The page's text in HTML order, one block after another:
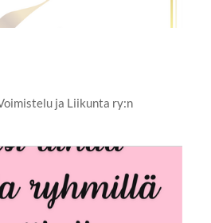
ja Liikunta ry:n